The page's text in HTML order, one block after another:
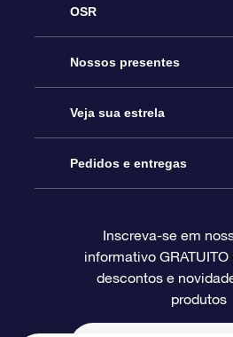
OSR
Serviço
Entre em contato conosco
Blog
Avaliações
Nossos presentes
Presente estrelar on-line
Pacote de presente da OSR
O cartão de presente da
Presentes corporativos
Veja sua estrela
Star Register
Página estelar personalizada
Um Milhão de Estrelas
Pedidos e entregas
Informações de pagamento
Informações de envio
Inscreva-se em
informativo
descontos e
produtos